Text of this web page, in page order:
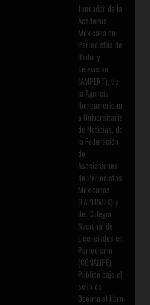
fundador de la
Academia
Mexicana de
Periodistas de
Radio y
Televisión
(AMPERT), de
la Agencia
Iberoamerican
a Universitaria
de Noticias, de
la Federación
de
Asociaciones
de Periodistas
Mexicanos
(FAPERMEX) y
del Colegio
Nacional de
Licenciados en
Periodismo
(CONALIPE).
Publicó bajo el
sello de
Océano el libro